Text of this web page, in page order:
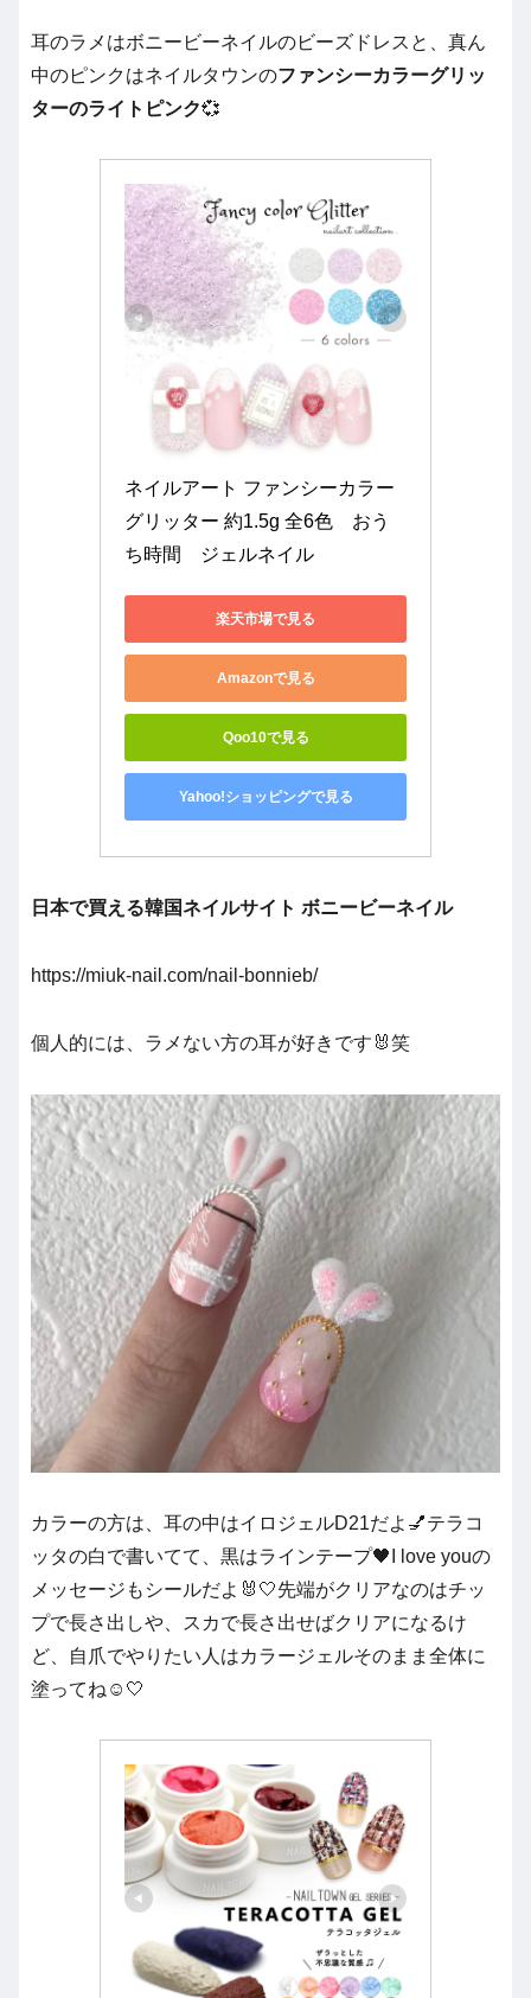
耳のラメはボニービーネイルのビーズドレスと、真ん
中のピンクはネイルタウンのファンシーカラーグリッ
ターのライトピンク💞
ネイルアート ファンシーカラー
グリッター 約1.5g 全6色　おう
ち時間　ジェルネイル
楽天市場で見る
Amazonで見る
Qoo10で見る
Yahoo!ショッピングで見る
日本で買える韓国ネイルサイト ボニービーネイル
https://miuk-nail.com/nail-bonnieb/
個人的には、ラメない方の耳が好きです🐰笑
カラーの方は、耳の中はイロジェルD21だよ💅テラコ
ッタの白で書いてて、黒はラインテープ🖤I love youの
メッセージもシールだよ🐰🤍先端がクリアなのはチッ
プで長さ出しや、スカで長さ出せばクリアになるけ
ど、自爪でやりたい人はカラージェルそのまま全体に
塗ってね☺️🤍